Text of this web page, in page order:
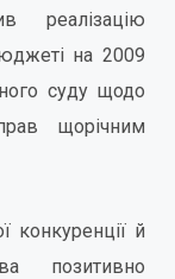
реалізацію
на 2009
суду щодо
щорічним
конкуренції й
позитивно